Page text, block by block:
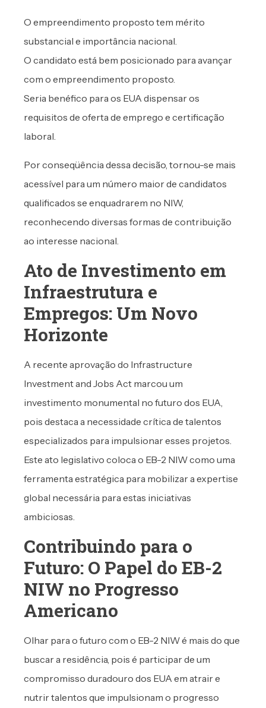
O empreendimento proposto tem mérito
substancial e importância nacional.
O candidato está bem posicionado para avançar
com o empreendimento proposto.
Seria benéfico para os EUA dispensar os
requisitos de oferta de emprego e certificação
laboral.
Por conseqüência dessa decisão, tornou-se mais
acessível para um número maior de candidatos
qualificados se enquadrarem no NIW,
reconhecendo diversas formas de contribuição
ao interesse nacional.
Ato de Investimento em
Infraestrutura e
Empregos: Um Novo
Horizonte
A recente aprovação do Infrastructure
Investment and Jobs Act marcou um
investimento monumental no futuro dos EUA,
pois destaca a necessidade crítica de talentos
especializados para impulsionar esses projetos.
Este ato legislativo coloca o EB-2 NIW como uma
ferramenta estratégica para mobilizar a expertise
global necessária para estas iniciativas
ambiciosas.
Contribuindo para o
Futuro: O Papel do EB-2
NIW no Progresso
Americano
Olhar para o futuro com o EB-2 NIW é mais do que
buscar a residência, pois é participar de um
compromisso duradouro dos EUA em atrair e
nutrir talentos que impulsionam o progresso